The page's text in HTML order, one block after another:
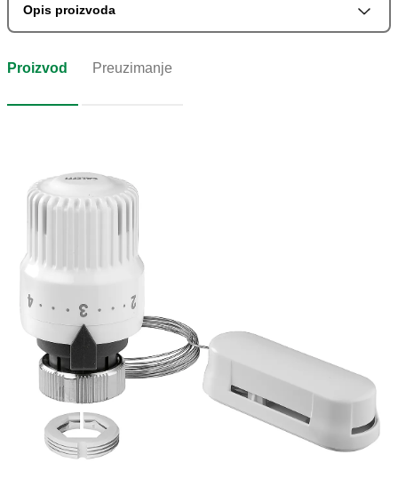
Opis proizvoda
Proizvod Preuzimanje